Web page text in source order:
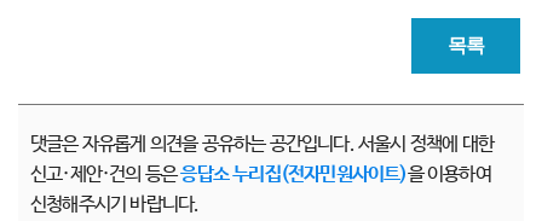
목록
댓글은 자유롭게 의견을 공유하는 공간입니다. 서울시 정책에 대한
신고·제안·건의 등은응답소 누리집(전자민원사이트)을 이용하여
신청해주시기 바랍니다.